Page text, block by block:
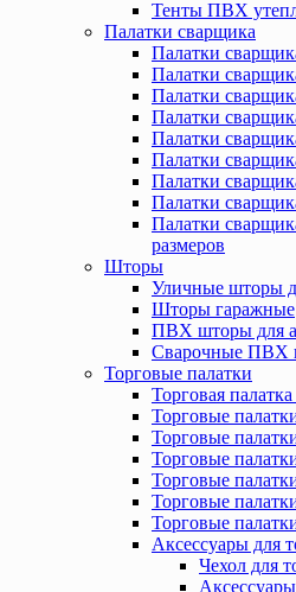
Тенты ПВХ
Палатки сварщика
Палатки
Палатки
Палатки
Палатки
Палатки
Палатки
Палатки
Палатки
Палатки
размеров
Шторы
Уличные шторы
Шторы гаражные
ПВХ шторы для
Сварочные ПВХ
Торговые палатки
Торговая
Торговые
Торговые
Торговые
Торговые
Торговые
Торговые
Аксессуары для
Чехол для